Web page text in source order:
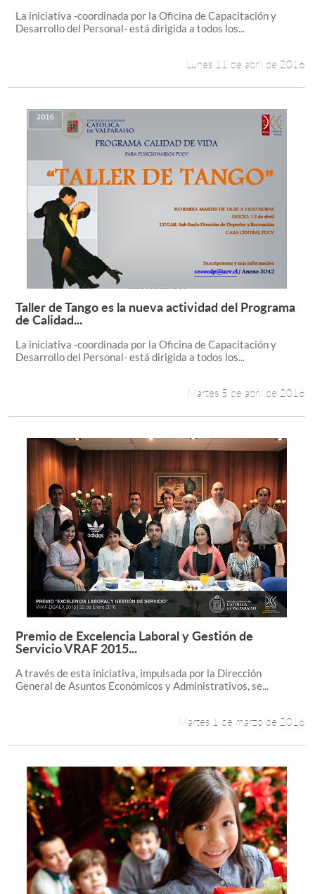
La iniciativa -coordinada por la Oficina de Capacitación y
Desarrollo del Personal- está dirigida a todos los...
Lunes 11 de abril de 2016
Leer más +
Taller de Tango es la nueva actividad del Programa
de Calidad...
La iniciativa -coordinada por la Oficina de Capacitación y
Desarrollo del Personal- está dirigida a todos los...
Martes 5 de abril de 2016
Leer más +
Premio de Excelencia Laboral y Gestión de
Servicio VRAF 2015...
A través de esta iniciativa, impulsada por la Dirección
General de Asuntos Económicos y Administrativos, se...
Martes 1 de marzo de 2016